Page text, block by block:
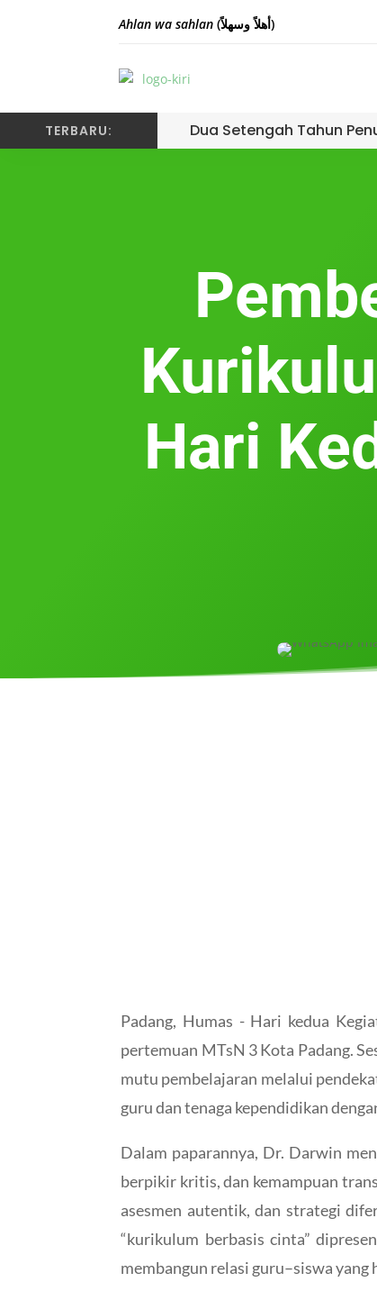
Ahlan wa sahlan (أهلاً وسهلاً)
TERBARU: Dua Setengah Tahun
Hari
Padang, Humas - Hari kedua
pertemuan MTsN 3 Kota Padang.
mutu pembelajaran melalui
guru dan tenaga kependidikan
Dalam paparannya, Dr. Darwin
berpikir kritis, dan kemampuan
asesmen autentik, dan strategi
“kurikulum berbasis cinta”
membangun relasi guru–siswa